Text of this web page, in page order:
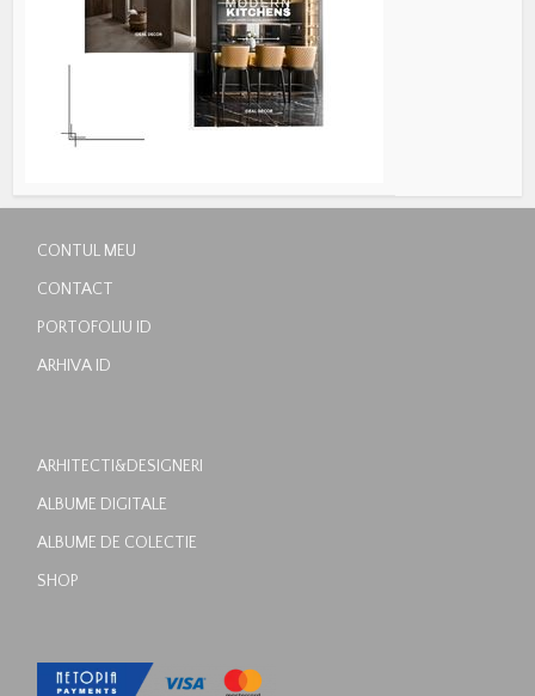
CONTUL MEU
CONTACT
PORTOFOLIU ID
ARHIVA ID
ARHITECTI&DESIGNERI
ALBUME DIGITALE
ALBUME DE COLECTIE
SHOP